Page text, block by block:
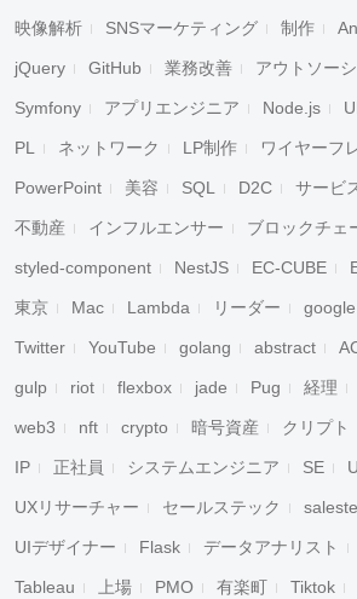
映像解析 SNSマーケティング 制作
jQuery GitHub 業務改善 アウトソー
Symfony アプリエンジニア Node.js
PL ネットワーク LP制作 ワイヤーフ
PowerPoint 美容 SQL D2C サービ
不動産 インフルエンサー ブロックチェ
styled-component NestJS EC-CUBE
東京 Mac Lambda リーダー google
Twitter YouTube golang abstract
gulp riot flexbox jade Pug 経理
web3 nft crypto 暗号資産 クリプト
IP 正社員 システムエンジニア SE
UXリサーチャー セールステック
UIデザイナー Flask データアナリスト
Tableau 上場 PMO 有楽町 Tiktok